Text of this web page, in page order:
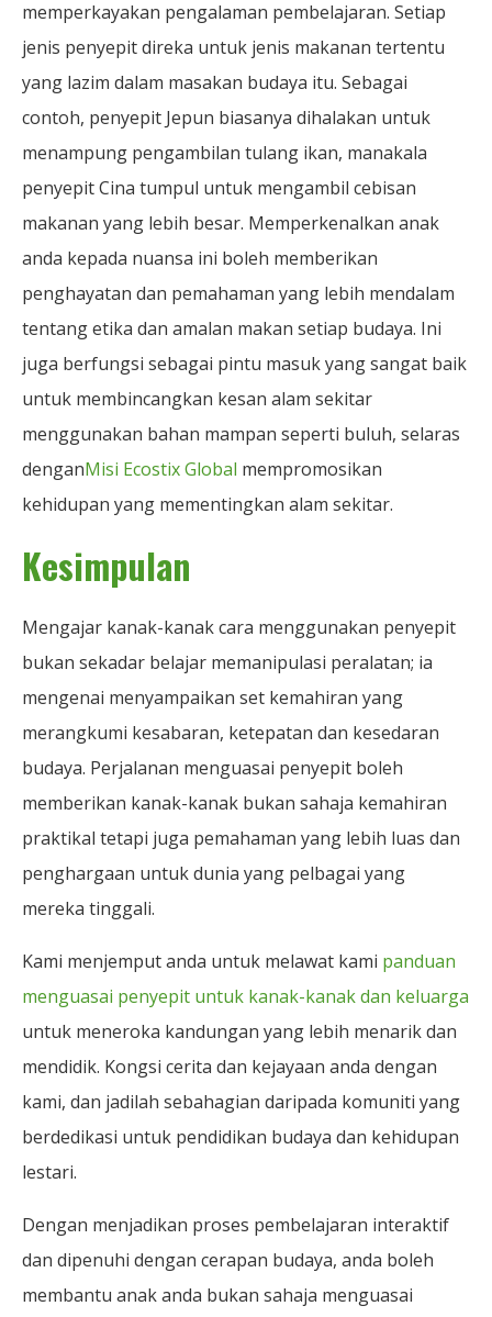
memperkayakan pengalaman pembelajaran. Setiap
jenis penyepit direka untuk jenis makanan tertentu
yang lazim dalam masakan budaya itu. Sebagai
contoh, penyepit Jepun biasanya dihalakan untuk
menampung pengambilan tulang ikan, manakala
penyepit Cina tumpul untuk mengambil cebisan
makanan yang lebih besar. Memperkenalkan anak
anda kepada nuansa ini boleh memberikan
penghayatan dan pemahaman yang lebih mendalam
tentang etika dan amalan makan setiap budaya. Ini
juga berfungsi sebagai pintu masuk yang sangat baik
untuk membincangkan kesan alam sekitar
menggunakan bahan mampan seperti buluh, selaras
denganMisi Ecostix Global mempromosikan
kehidupan yang mementingkan alam sekitar.
Kesimpulan
Mengajar kanak-kanak cara menggunakan penyepit
bukan sekadar belajar memanipulasi peralatan; ia
mengenai menyampaikan set kemahiran yang
merangkumi kesabaran, ketepatan dan kesedaran
budaya. Perjalanan menguasai penyepit boleh
memberikan kanak-kanak bukan sahaja kemahiran
praktikal tetapi juga pemahaman yang lebih luas dan
penghargaan untuk dunia yang pelbagai yang
mereka tinggali.
Kami menjemput anda untuk melawat kami panduan
menguasai penyepit untuk kanak-kanak dan keluarga
untuk meneroka kandungan yang lebih menarik dan
mendidik. Kongsi cerita dan kejayaan anda dengan
kami, dan jadilah sebahagian daripada komuniti yang
berdedikasi untuk pendidikan budaya dan kehidupan
lestari.
Dengan menjadikan proses pembelajaran interaktif
dan dipenuhi dengan cerapan budaya, anda boleh
membantu anak anda bukan sahaja menguasai